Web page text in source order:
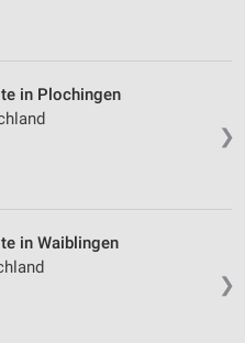
❯
in Plochingen
❯
in Waiblingen